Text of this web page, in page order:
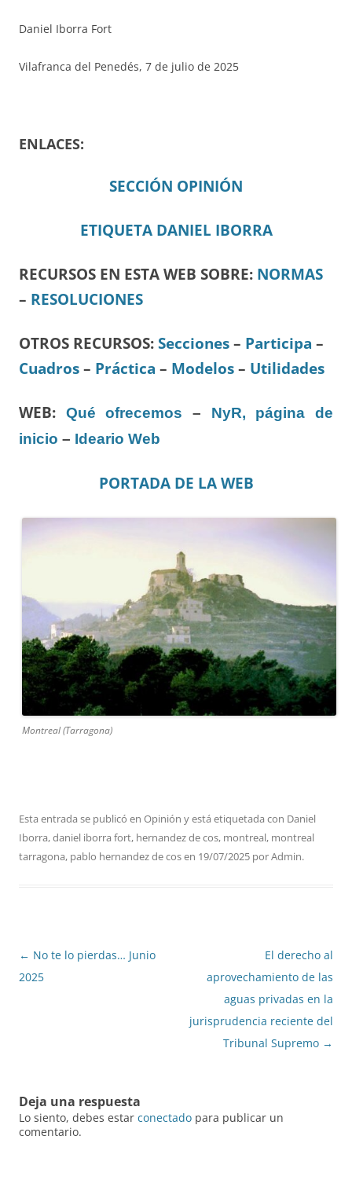
Daniel Iborra Fort
Vilafranca del Penedés, 7 de julio de 2025
ENLACES:
SECCIÓN OPINIÓN
ETIQUETA DANIEL IBORRA
RECURSOS EN ESTA WEB SOBRE: NORMAS
– RESOLUCIONES
OTROS RECURSOS: Secciones – Participa –
Cuadros – Práctica – Modelos – Utilidades
WEB: Qué ofrecemos – NyR, página de
inicio – Ideario Web
PORTADA DE LA WEB
Montreal (Tarragona)
Esta entrada se publicó en Opinión y está etiquetada con Daniel
Iborra,daniel iborra fort, hernandez de cos, montreal, montreal
tarragona, pablo hernandez de cosen 19/07/2025 porAdmin.
Navegación
de
← No te lo pierdas… Junio
2025
El derecho al
aprovechamiento de las
aguas privadas en la
jurisprudencia reciente del
Tribunal Supremo →
Deja una respuesta
Lo siento, debes estar conectado para publicar un
comentario.